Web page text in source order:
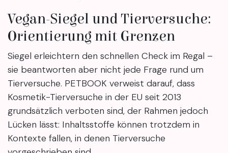
Vegan-Siegel und Tierversuche:
Orientierung mit Grenzen
Siegel erleichtern den schnellen Check im Regal –
sie beantworten aber nicht jede Frage rund um
Tierversuche. PETBOOK verweist darauf, dass
Kosmetik-Tierversuche in der EU seit 2013
grundsätzlich verboten sind, der Rahmen jedoch
Lücken lässt: Inhaltsstoffe können trotzdem in
Kontexte fallen, in denen Tierversuche